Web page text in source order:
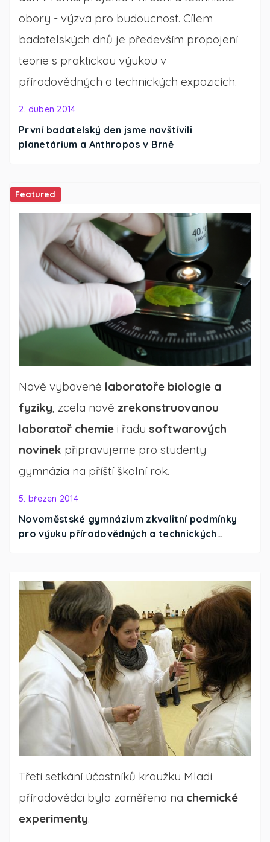
První badatelský den jsme navštívili
planetárium a Anthropos v Brně
2. duben 2014
obory - výzva pro budoucnost. Cílem
badatelských dnů je především propojení
teorie s praktickou výukou v
přírodovědných a technických expozicích.
Featured
Novoměstské gymnázium zkvalitní podmínky
pro výuku přírodovědných a technických
5. březen 2014
Nově vybavené laboratoře biologie a
fyziky , zcela nově zrekonstruovanou
laboratoř chemie i řadu softwarových
novinek připravujeme pro studenty
gymnázia na příští školní rok.
Třetí setkání účastníků kroužku Mladí
přírodovědci bylo zaměřeno na chemické
experimenty.